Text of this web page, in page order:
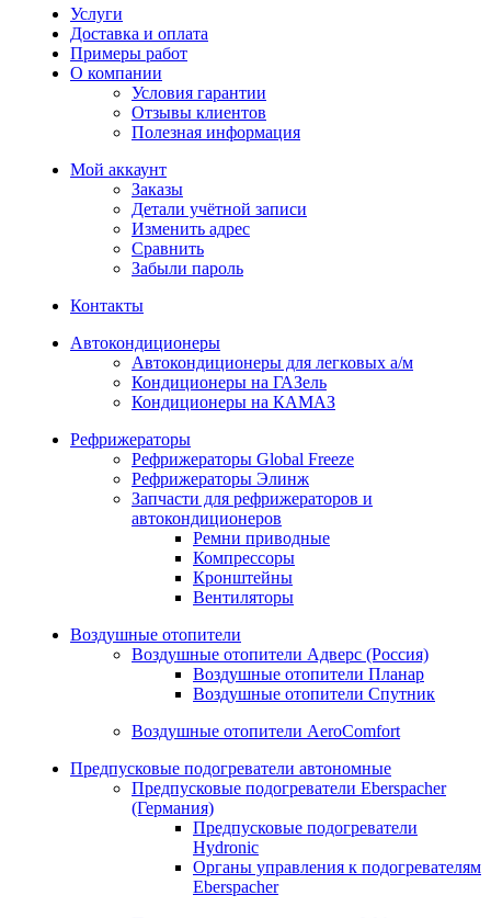
Услуги
Доставка и оплата
Примеры работ
О компании
Условия гарантии
Отзывы клиентов
Полезная информация
Мой аккаунт
Заказы
Детали учётной записи
Изменить адрес
Сравнить
Забыли пароль
Контакты
Автокондиционеры
Автокондиционеры для легковых а/м
Кондиционеры на ГАЗель
Кондиционеры на КАМАЗ
Рефрижераторы
Рефрижераторы Global Freeze
Рефрижераторы Элинж
Запчасти для рефрижераторов и
автокондиционеров
Ремни приводные
Компрессоры
Кронштейны
Вентиляторы
Воздушные отопители
Воздушные отопители Адверс (Россия)
Воздушные отопители Планар
Воздушные отопители Спутник
Воздушные отопители AeroComfort
Предпусковые подогреватели автономные
Предпусковые подогреватели Eberspacher
(Германия)
Предпусковые подогреватели
Hydronic
Органы управления к подогревателям
Eberspacher